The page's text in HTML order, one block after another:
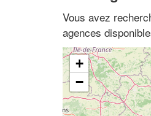
Vous avez
agences
+
−